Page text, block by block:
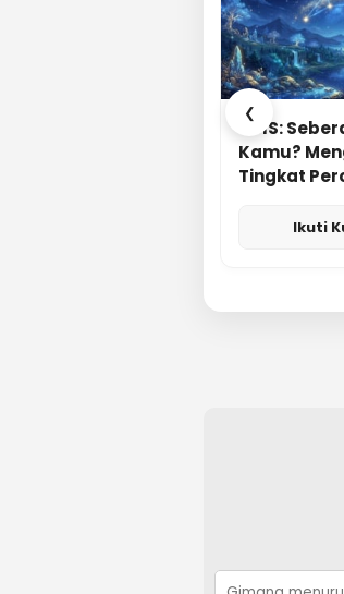
❮
KUIS:
Kamu?
Tingkat
Ikuti